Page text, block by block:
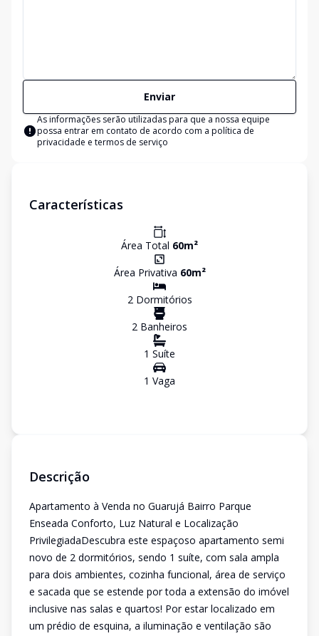
Enviar
As informações serão utilizadas para que a nossa equipe
possa entrar em contato de acordo com a política de
privacidade e termos de serviço
Características
Área Total 60m²
Área Privativa 60m²
2Dormitórios
2 Banheiros
1 Suíte
1 Vaga
Descrição
Apartamento à Venda no Guarujá Bairro Parque
Enseada Conforto, Luz Natural e Localização
PrivilegiadaDescubra este espaçoso apartamento semi
novo de 2 dormitórios, sendo 1 suíte, com sala ampla
para dois ambientes, cozinha funcional, área de serviço
e sacada que se estende por toda a extensão do imóvel
inclusive nas salas e quartos! Por estar localizado em
um prédio de esquina, a iluminação e ventilação são